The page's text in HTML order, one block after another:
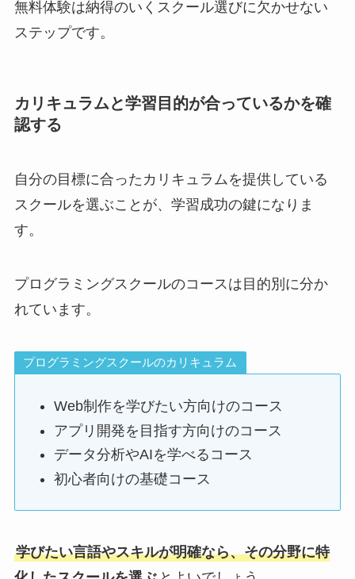
無料体験は納得のいくスクール選びに欠かせない
ステップです。
カリキュラムと学習目的が合っているかを確
認する
自分の目標に合ったカリキュラムを提供している
スクールを選ぶことが、学習成功の鍵になりま
す。
プログラミングスクールのコースは目的別に分か
れています。
プログラミングスクールのカリキュラム
Web制作を学びたい方向けのコース
アプリ開発を目指す方向けのコース
データ分析やAIを学べるコース
初心者向けの基礎コース
学びたい言語やスキルが明確なら、その分野に特